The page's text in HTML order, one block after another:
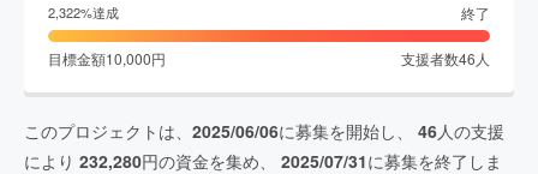
2,322%達成 終了
目標金額10,000円 支援者数46 人
このプロジェクトは、 2025/06/06に募集を開始し、 46人の支援
により 232,280円の資金を集め、 2025/07/31に募集を終了しま